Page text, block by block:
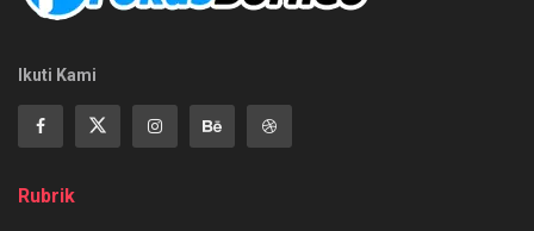
Ikuti Kami
Rubrik